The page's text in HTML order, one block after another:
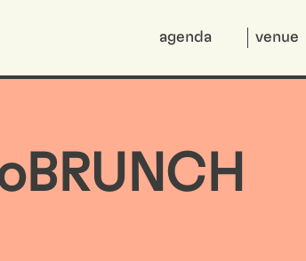
agenda venue